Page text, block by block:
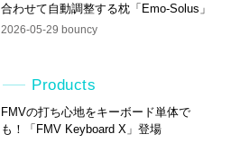
合わせて自動調整する枕「Emo-Solus」
2026-05-29 bouncy
Products
FMVの打ち心地をキーボード単体で
も！「FMV Keyboard X」登場